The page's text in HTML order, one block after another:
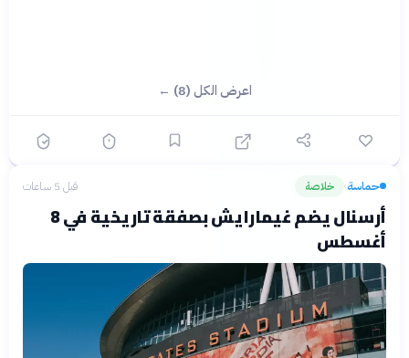
اعرض الكل (8) ←
حماسة› خلاصة قبل 5 ساعات
أرسنال يضم غيمارايش بصفقة تاريخية في 8
أغسطس